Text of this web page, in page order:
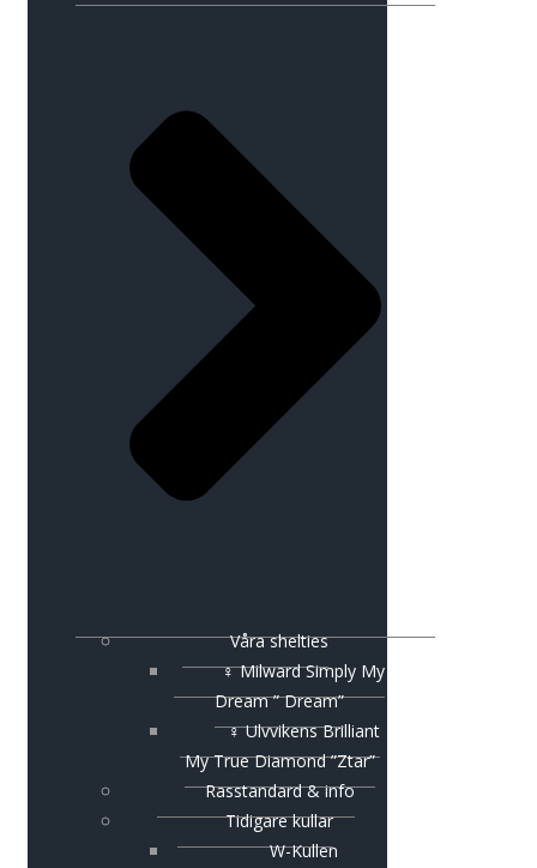
Våra shelties
♀ Milward Simply My
Dream ” Dream”
♀ Ulvvikens Brilliant
My True Diamond ”Ztar”
Rasstandard & info
Tidigare kullar
W-Kullen